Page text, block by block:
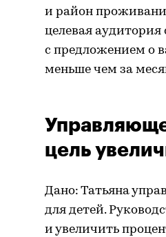
и район
целевая аудитория
с предложением о
меньше чем за
цель
Дано: Татьяна
для детей.
и увеличить